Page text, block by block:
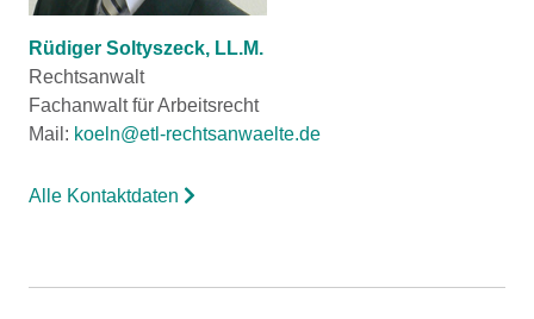
Rüdiger Soltyszeck, LL.M.
Rechtsanwalt
Fachanwalt für Arbeitsrecht
Mail: koeln@etl-rechtsanwaelte.de
Alle Kontaktdaten